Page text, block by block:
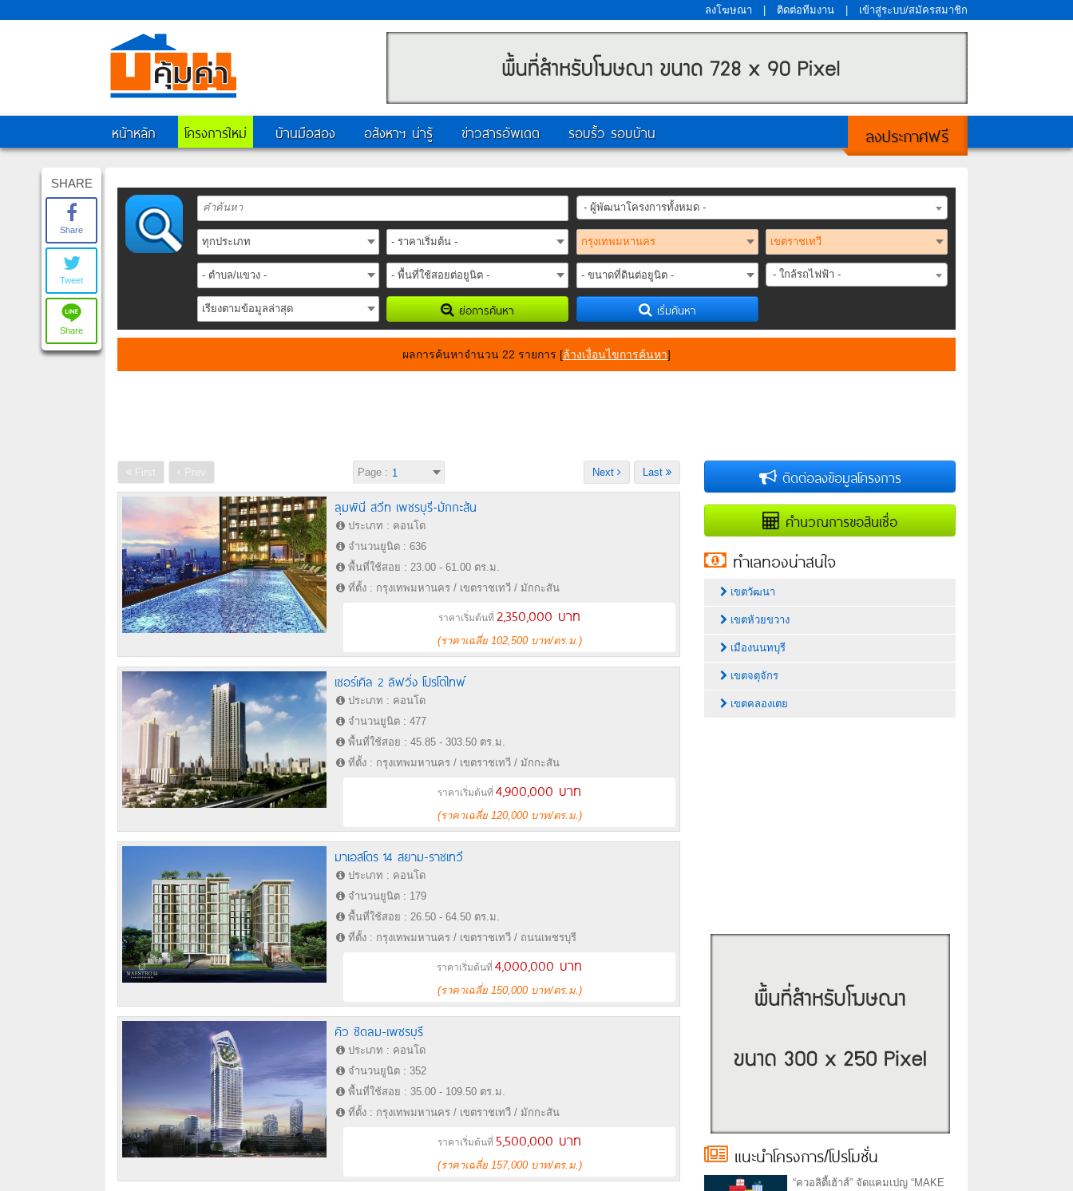
ลงโฆษณา ติดต่อทีมงาน เข้าสู่ระบบ/สมัครสมาชิก
หน้าหลัก โครงการใหม่ บ้านมือสอง อสังหาฯ น่ารู้ ข่าวสารอัพเดต รอบรั้ว รอบบ้าน ลงประกาศฟรี
- ผู้พัฒนาโครงการทั้งหมด -
- ใกล้รถไฟฟ้า -
ย่อการค้นหา เริ่มค้นหา
ผลการค้นหาจำนวน 22 รายการ [ล้างเงื่อนไขการค้นหา]
First Prev Page : Last
Next
ลุมพินี สวีท เพชรบุรี-มักกะสัน
ประเภท : คอนโด
จำนวนยูนิต : 636
พื้นที่ใช้สอย : 23.00 - 61.00 ตร.ม.
ที่ตั้ง : กรุงเทพมหานคร / เขตราชเทวี / มักกะสัน
ราคาเริ่มต้นที่ 2,350,000 บาท
(ราคาเฉลี่ย 102,500 บาท/ตร.ม.)
เซอร์เคิล 2 ลิฟวิ่ง โปรโตไทพ์
ประเภท : คอนโด
จำนวนยูนิต : 477
พื้นที่ใช้สอย : 45.85 - 303.50 ตร.ม.
ที่ตั้ง : กรุงเทพมหานคร / เขตราชเทวี / มักกะสัน
ราคาเริ่มต้นที่4,900,000 บาท
(ราคาเฉลี่ย 120,000 บาท/ตร.ม.)
มาเอสโตร 14 สยาม-ราชเทวี
ประเภท : คอนโด
จำนวนยูนิต : 179
พื้นที่ใช้สอย : 26.50 - 64.50 ตร.ม.
ที่ตั้ง : กรุงเทพมหานคร / เขตราชเทวี / ถนนเพชรบุรี
ราคาเริ่มต้นที่4,000,000 บาท
(ราคาเฉลี่ย 150,000 บาท/ตร.ม.)
คิว ชิดลม-เพชรบุรี
ประเภท : คอนโด
จำนวนยูนิต : 352
พื้นที่ใช้สอย : 35.00 - 109.50 ตร.ม.
ที่ตั้ง : กรุงเทพมหานคร / เขตราชเทวี / มักกะสัน
ราคาเริ่มต้นที่ 5,500,000 บาท
(ราคาเฉลี่ย 157,000 บาท/ตร.ม.)
ติดต่อลงข้อมูลโครงการ
คำนวณการขอสินเชื่อ
ทำเลทองน่าสนใจ
เขตวัฒนา
เขตห้วยขวาง
เมืองนนทบุรี
เขตจตุจักร
เขตคลองเตย
แนะนำโครงการ/โปรโมชั่น
“ควอลิตี้เฮ้าส์” จัดแคมเปญ “MAKE
SHARE
Share
Tweet
Share